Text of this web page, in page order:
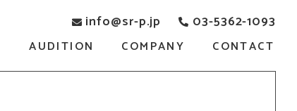
info@sr-p.jp 03-5362-1093
AUDITION COMPANY CONTACT